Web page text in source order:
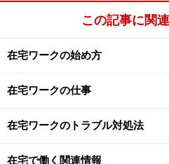
この記事に関
在宅ワークの始め方
在宅ワークの仕事
在宅ワークのトラブル対処法
在宅で働く関連情報